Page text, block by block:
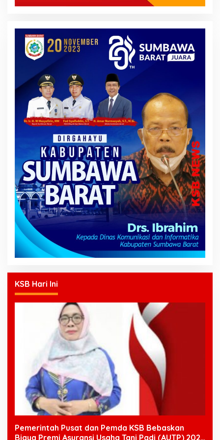
KSB Hari Ini
Pemerintah Pusat dan Pemda KSB Bebaskan
Biaya Premi Asuransi Usaha Tani Padi (AUTP) 2026